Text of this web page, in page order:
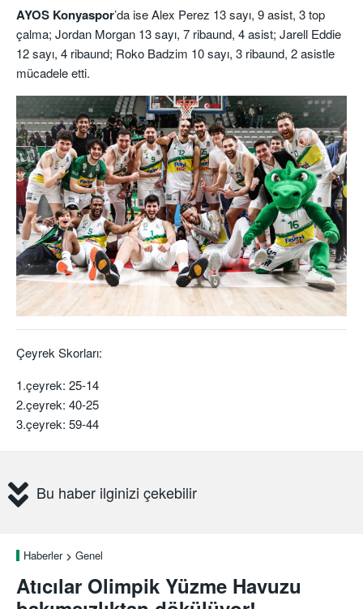
AYOS Konyaspor’da ise Alex Perez 13 sayı, 9 asist, 3 top
çalma; Jordan Morgan 13 sayı, 7 ribaund, 4 asist; Jarell Eddie
12 sayı, 4 ribaund; Roko Badzim 10 sayı, 3 ribaund, 2 asistle
mücadele etti.
Çeyrek Skorları:
1.çeyrek: 25-14
2.çeyrek: 40-25
3.çeyrek: 59-44
Bu haber ilginizi çekebilir
Haberler Genel
Atıcılar Olimpik Yüzme Havuzu